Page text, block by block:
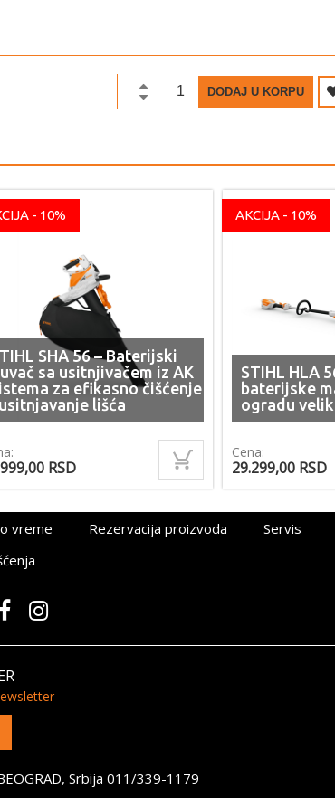
DODAJ U KORPU
- 10%
SHA 56 – Baterijski
sa usitnjivačem iz AK
za efikasno čišćenje
lišća
RSD
AKCIJA - 10%
STIHL HLA
baterijske
ogradu
Cena:
29.299,00 RSD
vreme Rezervacija proizvoda Servis
Srbija 011/339-1179